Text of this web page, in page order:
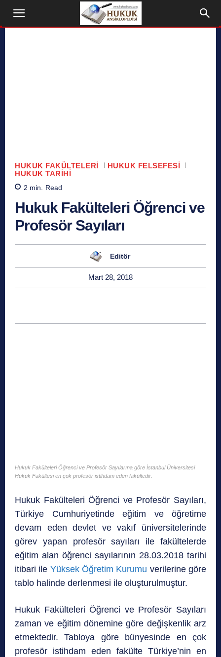
HUKUK FAKÜLTELERI
HUKUK FELSEFESI
HUKUK TARIHI
2 min. Read
Hukuk Fakülteleri Öğrenci ve
Profesör Sayıları
Editör
Mart 28, 2018
Hukuk Fakülteleri Öğrenci ve Profesör Sayılarına göre İstanbul Üniversitesi
Hukuk Fakültesi en çok profesör istihdam eden fakültedir.
Hukuk Fakülteleri Öğrenci ve Profesör Sayıları,
Türkiye Cumhuriyetinde eğitim ve öğretime
devam eden devlet ve vakıf üniversitelerinde
görev yapan profesör sayıları ile fakültelerde
eğitim alan öğrenci sayılarının 28.03.2018 tarihi
itibari ile Yüksek Öğretim Kurumu verilerine göre
tablo halinde derlenmesi ile oluşturulmuştur.
Hukuk Fakülteleri Öğrenci ve Profesör Sayıları
zaman ve eğitim dönemine göre değişkenlik arz
etmektedir. Tabloya göre bünyesinde en çok
profesör istihdam eden fakülte Türkiye’nin en